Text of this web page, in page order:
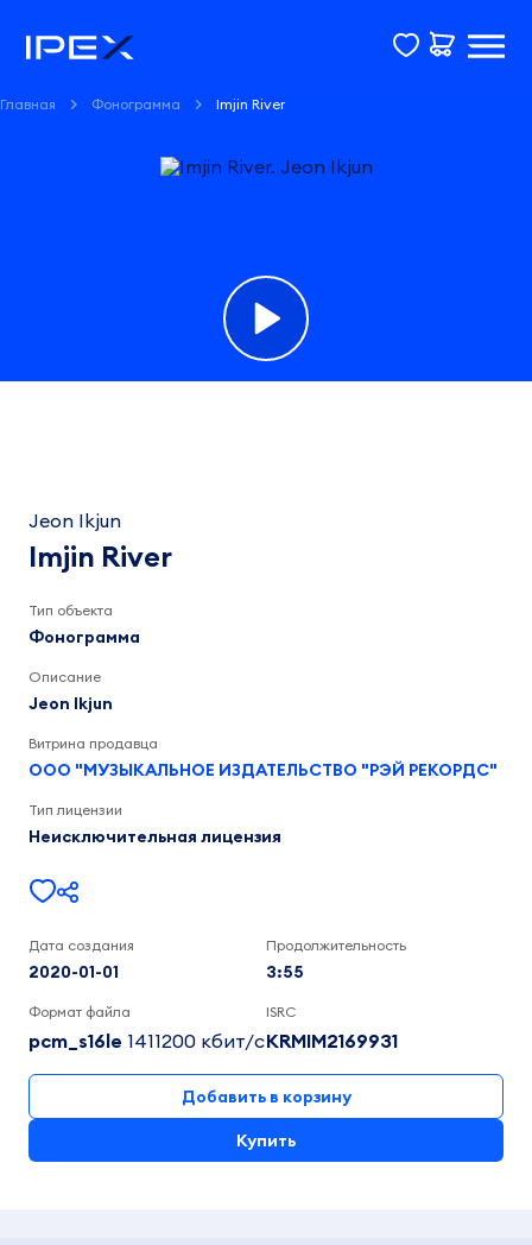
Главная Фонограмма Imjin River
River
Jeon
Jeon Ikjun
Imjin River
Тип объекта
Фонограмма
Описание
Jeon Ikjun
Витрина продавца
ООО "МУЗЫКАЛЬНОЕ ИЗДАТЕЛЬСТВО "РЭЙ РЕКОРДС"
Тип лицензии
Неисключительная лицензия
Дата создания
2020-01-01
Продолжительность
3:55
Формат файла
pcm_s16le 1411200 кбит/c
ISRC
KRMIM2169931
Добавить в корзину
Купить